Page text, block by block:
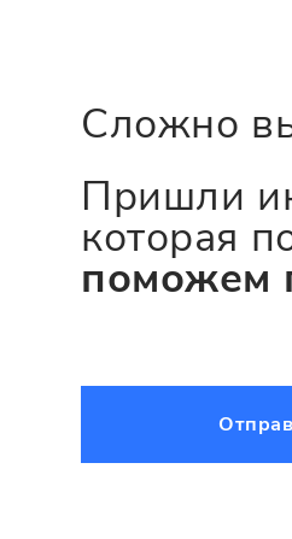
Сложно
Пришли
которая
поможем